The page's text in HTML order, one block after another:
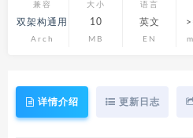
兼容
双架构通用
Arch
大小
10
MB
语言
英文
EN
详情介绍 更新日志